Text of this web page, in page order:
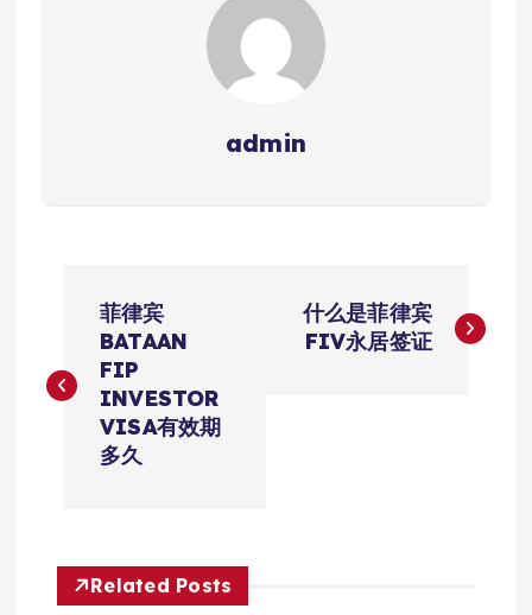
admin
导
菲律宾
BATAAN
FIP
INVESTOR
VISA有效期
多久
什么是菲律宾
FIV永居签证
Related Posts